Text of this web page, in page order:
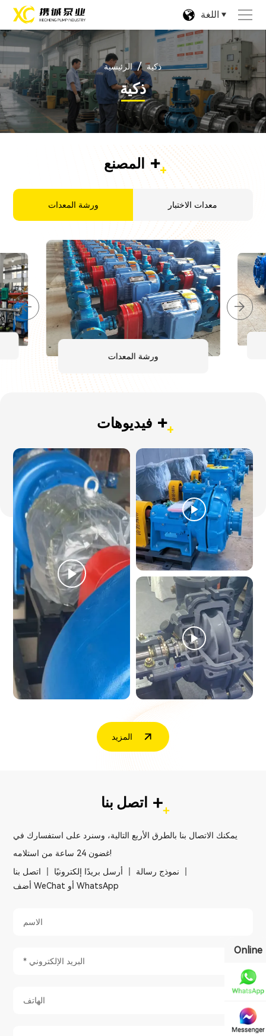
Online
اللغة
الرئيسية / ذكية
ذكية
المصنع +
ورشة المعدات معدات الاختبار
ورشة المعدات
فيديوهات +
المزيد
اتصل بنا +
يمكنك الاتصال بنا بالطرق الأربع التالية، وسنرد على استفسارك في
غضون 24 ساعة من استلامه!
اتصل بنا
أرسل بريدًا إلكترونيًا
نموذج رسالة
أضف WeChat أو WhatsApp